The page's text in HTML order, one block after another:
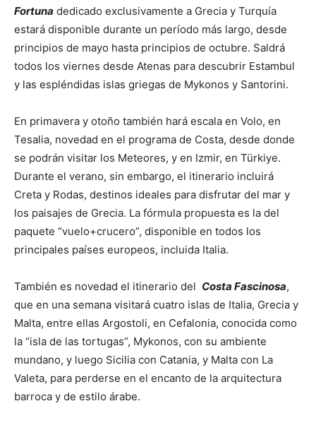
Fortuna dedicado exclusivamente a Grecia y Turquía
estará disponible durante un período más largo, desde
principios de mayo hasta principios de octubre. Saldrá
todos los viernes desde Atenas para descubrir Estambul
y las espléndidas islas griegas de Mykonos y Santorini.
En primavera y otoño también hará escala en Volo, en
Tesalia, novedad en el programa de Costa, desde donde
se podrán visitar los Meteores, y en Izmir, en Türkiye.
Durante el verano, sin embargo, el itinerario incluirá
Creta y Rodas, destinos ideales para disfrutar del mar y
los paisajes de Grecia. La fórmula propuesta es la del
paquete “vuelo+crucero”, disponible en todos los
principales países europeos, incluida Italia.
También es novedad el itinerario del Costa Fascinosa,
que en una semana visitará cuatro islas de Italia, Grecia y
Malta, entre ellas Argostoli, en Cefalonia, conocida como
la “isla de las tortugas”, Mykonos, con su ambiente
mundano, y luego Sicilia con Catania, y Malta con La
Valeta, para perderse en el encanto de la arquitectura
barroca y de estilo árabe.